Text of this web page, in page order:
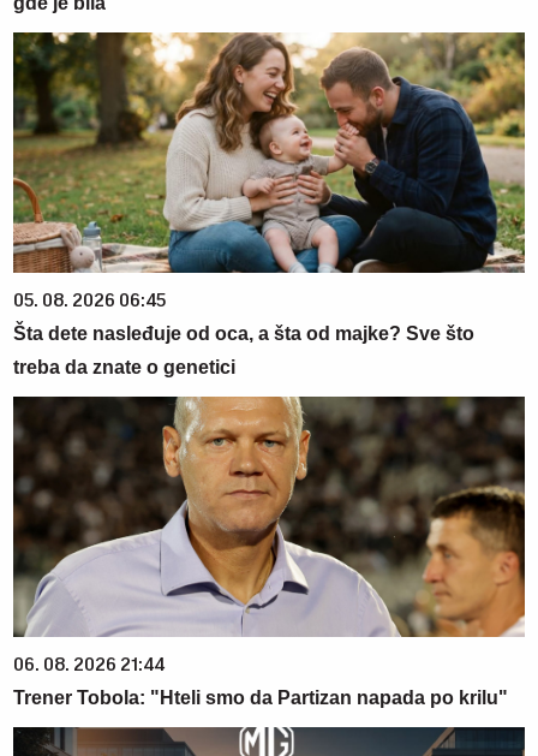
05. 08. 2026 06:45
Šta dete nasleđuje od oca, a šta od majke? Sve što
treba da znate o genetici
06. 08. 2026 21:44
Trener Tobola: "Hteli smo da Partizan napada po krilu"